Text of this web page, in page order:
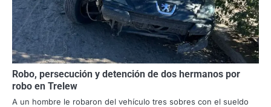
Robo, persecución y detención de dos hermanos por
robo en Trelew
A un hombre le robaron del vehículo tres sobres con el sueldo